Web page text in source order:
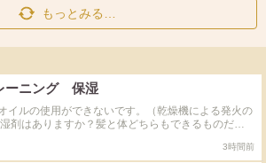
もっとみる…
ーニング 保湿
イルの使用ができないです。（乾燥機による発火の
剤はありますか？髪と体どちらもできるものだと
3時間前